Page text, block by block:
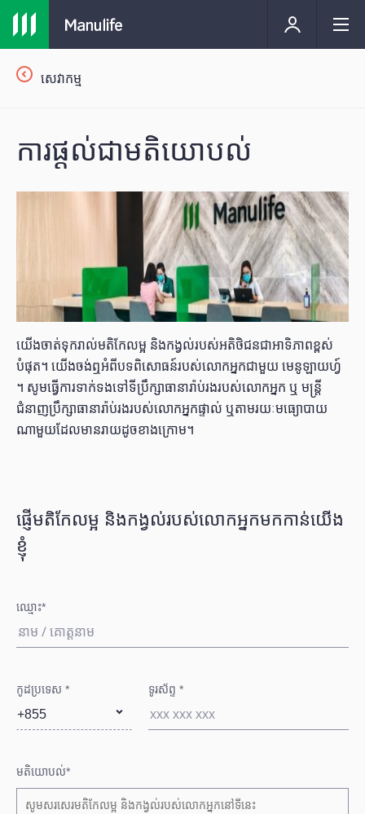
សេវាកម្ម
ការផ្ដល់ជាមតិយោបល់
យើងចាត់ទុករាល់មតិកែលម្អ និងកង្វល់របស់អតិថិជនជាអាទិភាពខ្ពស់
បំផុត។ យើងចង់ឮអំពីបទពិសោធន៍របស់លោកអ្នកជាមួយ មេនូឡាយហ្វ៍
។​ សូមធ្វើការទាក់ទងទៅទីប្រឹក្សាធានារ៉ាប់រងរបស់លោកអ្នក ឬ មន្ត្រី
ជំនាញប្រឹក្សាធានារ៉ាប់រងរបស់លោកអ្នកផ្ទាល់ ឬតាមរយៈមធ្យោបាយ
ណាមួយដែលមានរាយដូចខាងក្រោម។
ផ្ញើមតិកែលម្អ និងកង្វល់របស់លោកអ្នកមកកាន់យើង
ខ្ញុំ
ឈ្មោះ*
កូដប្រទេស *
+855
ទូរស័ព្ទ *
មតិយោបល់*